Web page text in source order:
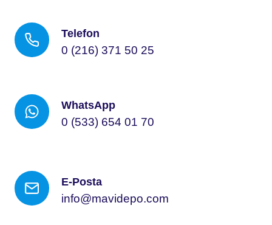
Telefon
0 (216) 371 50 25
WhatsApp
0 (533) 654 01 70
E-Posta
info@mavidepo.com